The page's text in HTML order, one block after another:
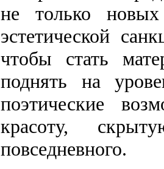
не только
эстетической
чтобы стать
поднять на
поэтические
красоту,
повседневного.